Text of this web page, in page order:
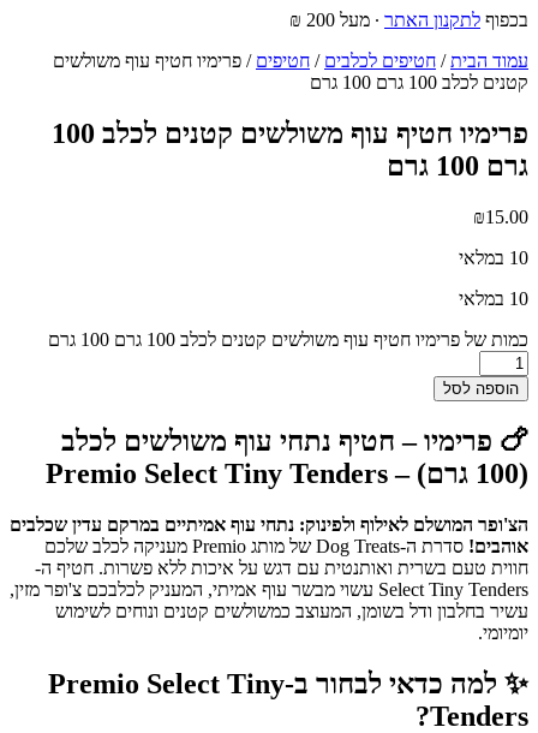
בכפוף לתקנון האתר ∙ מעל 200 ₪
עמוד הבית/ חטיפים לכלבים / חטיפים / פרימיו חטיף עוף משולשים
קטנים לכלב 100 גרם 100 גרם
פרימיו חטיף עוף משולשים קטנים לכלב 100
גרם 100 גרם
₪15.00
10 במלאי
10 במלאי
כמות של פרימיו חטיף עוף משולשים קטנים לכלב 100 גרם 100 גרם
הוספה לסל
🍗 פרימיו – חטיף נתחי עוף משולשים לכלב
(100 גרם) – Premio Select Tiny Tenders
הצ'ופר המושלם לאילוף ולפינוק: נתחי עוף אמיתיים במרקם עדין שכלבים
אוהבים!
סדרת ה-Dog Treats של מותג Premio מעניקה לכלב שלכם
חווית טעם בשרית ואותנטית עם דגש על איכות ללא פשרות. חטיף ה-
Select Tiny Tenders עשוי מבשר עוף אמיתי, המעניק לכלבכם צ'ופר מזין,
עשיר בחלבון ודל בשומן, המעוצב כמשולשים קטנים ונוחים לשימוש
יומיומי.
✨ למה כדאי לבחור ב-Premio Select Tiny
Tenders?